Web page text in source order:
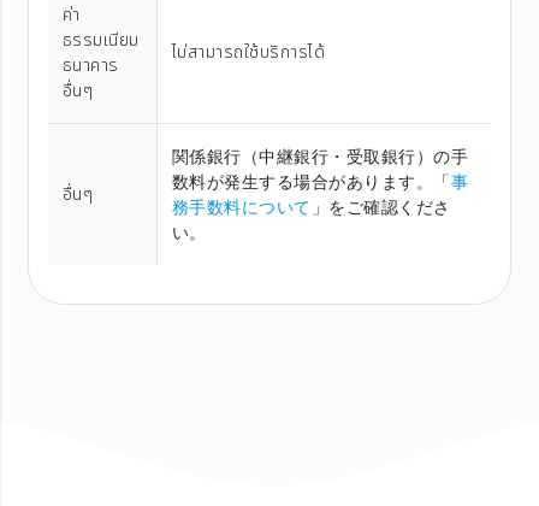
ค่า
ธรรมเนียม
ธนาคาร
อื่นๆ
ไม่สามารถใช้บริการได้
อื่นๆ
関係銀行（中継銀行・受取銀行）の手
数料が発生する場合があります。「事
務手数料について」をご確認くださ
い。